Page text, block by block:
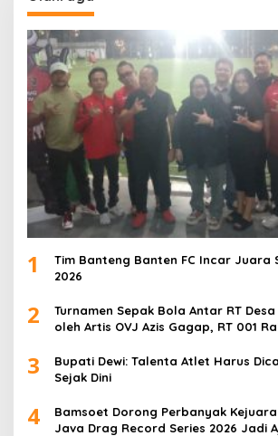
1
Tim Banteng Banten FC Incar Juara
2026
2
Turnamen Sepak Bola Antar RT
oleh Artis OVJ Azis Gagap, RT 001
3
Bupati Dewi: Talenta Atlet Harus
Sejak Dini
4
Bamsoet Dorong Perbanyak
Java Drag Record Series 2026 Jadi